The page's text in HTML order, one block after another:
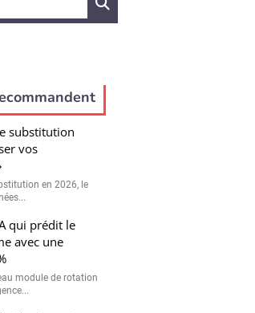
substitution
vos
en 2026, le
qui prédit le
avec une
module de rotation